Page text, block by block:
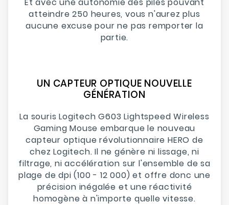
atteindre 250 heures, vous n'aurez plus
aucune excuse pour ne pas remporter la
partie.
UN CAPTEUR OPTIQUE NOUVELLE
GÉNÉRATION
La souris Logitech G603 Lightspeed Wireless
Gaming Mouse embarque le nouveau
capteur optique révolutionnaire HERO de
chez Logitech. Il ne génère ni lissage, ni
filtrage, ni accélération sur l'ensemble de sa
plage de dpi (100 - 12 000) et offre donc une
précision inégalée et une réactivité
homogène à n'importe quelle vitesse.